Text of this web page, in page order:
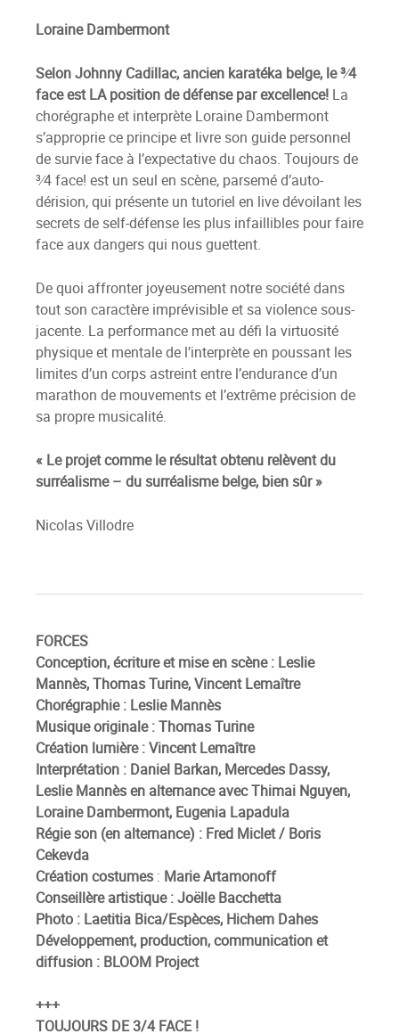
Loraine Dambermont
Selon Johnny Cadillac, ancien karatéka belge, le 3⁄4
face est LA position de défense par excellence! La
chorégraphe et interprète Loraine Dambermont
s’approprie ce principe et livre son guide personnel
de survie face à l’expectative du chaos. Toujours de
3⁄4 face! est un seul en scène, parsemé d’auto-
dérision, qui présente un tutoriel en live dévoilant les
secrets de self-défense les plus infaillibles pour faire
face aux dangers qui nous guettent.
De quoi affronter joyeusement notre société dans
tout son caractère imprévisible et sa violence sous-
jacente. La performance met au défi la virtuosité
physique et mentale de l’interprète en poussant les
limites d’un corps astreint entre l’endurance d’un
marathon de mouvements et l’extrême précision de
sa propre musicalité.
« Le projet comme le résultat obtenu relèvent du
surréalisme – du surréalisme belge, bien sûr »
Nicolas Villodre
FORCES
Conception, écriture et mise en scène : Leslie
Mannès, Thomas Turine, Vincent Lemaître
Chorégraphie : Leslie Mannès
Musique originale : Thomas Turine
Création lumière :Vincent Lemaître
Interprétation : Daniel Barkan, Mercedes Dassy,
Leslie Mannès en alternance avec Thimai Nguyen,
Loraine Dambermont, Eugenia Lapadula
Régie son (en alternance) : Fred Miclet / Boris
Cekevda
Création costumes : Marie Artamonoff
Conseillère artistique :Joëlle Bacchetta
Photo : Laetitia Bica/Espèces, Hichem Dahes
Développement, production, communication et
diffusion : BLOOM Project
+++
TOUJOURS DE 3/4 FACE !